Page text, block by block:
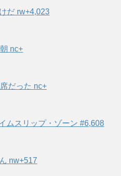
だ rw+4,023
nc+
だった nc+
ムスリップ・ゾーン #6,608
nw+517